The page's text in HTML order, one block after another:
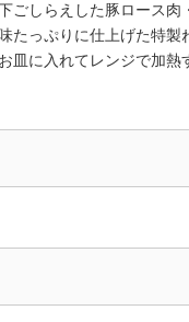
ごしらえした豚ロース
たっぷりに仕上げた特製
皿に入れてレンジで加熱